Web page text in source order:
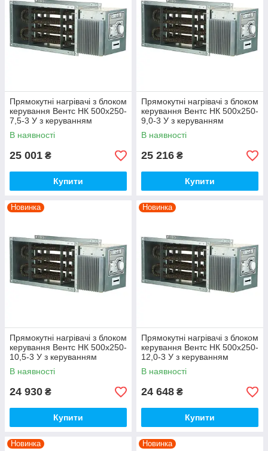
Прямокутні нагрівачі з блоком
керування Вентс НК 500х250-
7,5-3 У з керуванням
В наявності
25 001 ₴
Купити
Прямокутні нагрівачі з блоком
керування Вентс НК 500х250-
9,0-3 У з керуванням
В наявності
25 216 ₴
Купити
Новинка
Прямокутні нагрівачі з блоком
керування Вентс НК 500х250-
10,5-3 У з керуванням
В наявності
24 930 ₴
Купити
Новинка
Прямокутні нагрівачі з блоком
керування Вентс НК 500х250-
12,0-3 У з керуванням
В наявності
24 648 ₴
Купити
Новинка Новинка